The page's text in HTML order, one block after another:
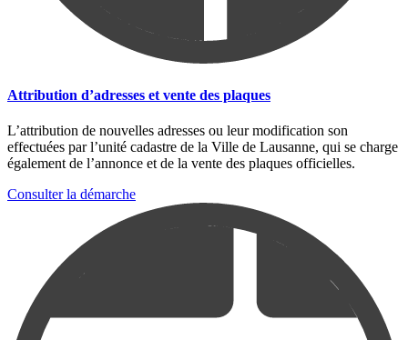
Attribution d’adresses et vente des plaques
L’attribution de nouvelles adresses ou leur modification son
effectuées par l’unité cadastre de la Ville de Lausanne, qui se charge
également de l’annonce et de la vente des plaques officielles.
Consulter la démarche